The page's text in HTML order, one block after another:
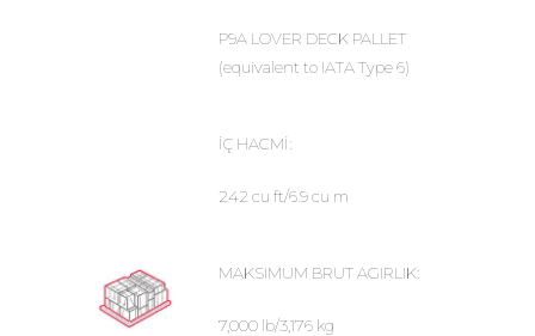
P9A LOVER DECK PALLET
(equivalent to IATA Type 6)
İÇ HACMİ:
242 cu ft/6.9 cu m
MAKSIMUM BRUT AGIRLIK:
7,000 lb/3,176 kg